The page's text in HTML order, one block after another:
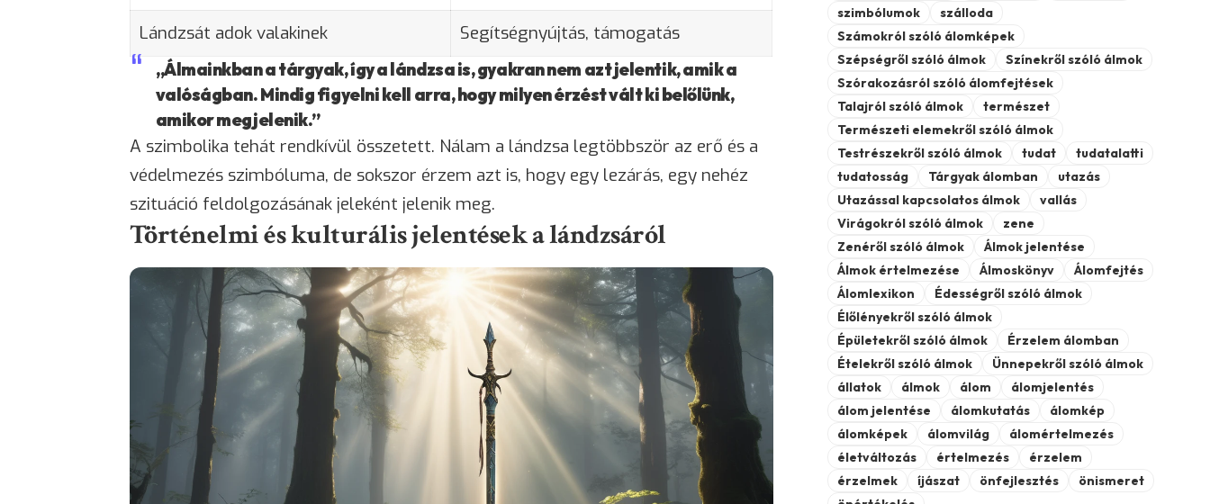
Lándzsát adok valakinek Segítségnyújtás, támogatás
„Álmainkban a tárgyak, így a lándzsa is, gyakran nem azt jelentik, amik a
valóságban. Mindig figyelni kell arra, hogy milyen érzést vált ki belőlünk,
amikor megjelenik.”
A szimbolika tehát rendkívül összetett. Nálam a lándzsa legtöbbször az erő és a
védelmezés szimbóluma, de sokszor érzem azt is, hogy egy lezárás, egy nehéz
szituáció feldolgozásának jeleként jelenik meg.
Történelmi és kulturális jelentések a lándzsáról
szimbólumok
szálloda
Számokról szóló álomképek
Szépségről szóló álmok
Színekről szóló álmok
Szórakozásról szóló álomfejtések
Talajról szóló álmok
természet
Természeti elemekről szóló álmok
Testrészekről szóló álmok
tudat
tudatalatti
tudatosság
Tárgyak álomban
utazás
Utazással kapcsolatos álmok
vallás
Virágokról szóló álmok
zene
Zenéről szóló álmok
Álmok jelentése
Álmok értelmezése
Álmoskönyv
Álomfejtés
Álomlexikon
Édességről szóló álmok
Élőlényekről szóló álmok
Épületekről szóló álmok
Érzelem álomban
Ételekről szóló álmok
Ünnepekről szóló álmok
állatok
álmok álom
álomjelentés
álom jelentése
álomkutatás
álomkép
álomképek
álomvilág
álomértelmezés
életváltozás
értelmezés
érzelem
érzelmek
íjászat önfejlesztés
önismeret